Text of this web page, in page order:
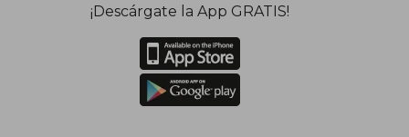
¡Descárgate la App GRATIS!